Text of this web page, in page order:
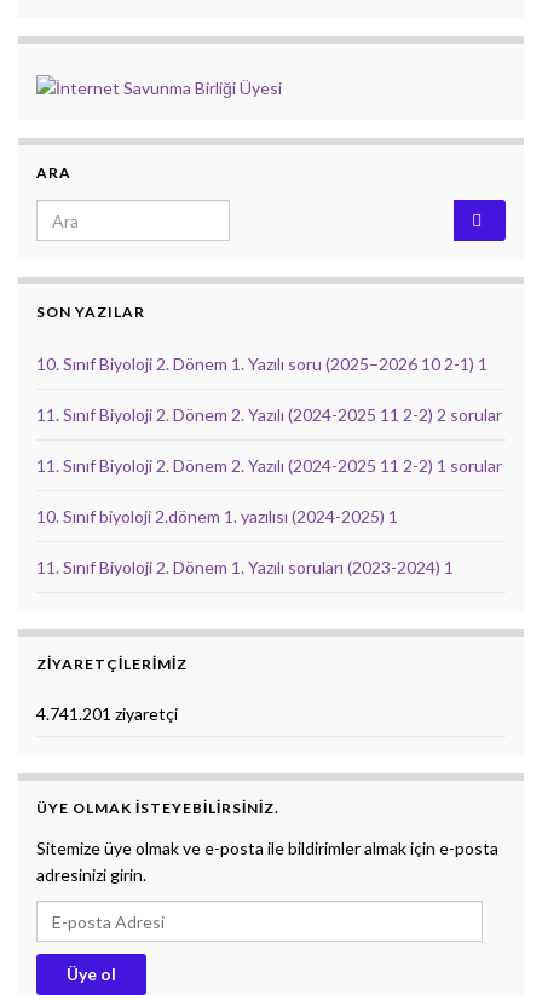
ARA
Search for:
SON YAZILAR
10. Sınıf Biyoloji 2. Dönem 1. Yazılı soru (2025–2026 10 2-1) 1
11. Sınıf Biyoloji 2. Dönem 2. Yazılı (2024-2025 11 2-2) 2 sorular
11. Sınıf Biyoloji 2. Dönem 2. Yazılı (2024-2025 11 2-2) 1 sorular
10. Sınıf biyoloji 2.dönem 1. yazılısı (2024-2025) 1
11. Sınıf Biyoloji 2. Dönem 1. Yazılı soruları (2023-2024) 1
ZIYARETÇILERIMIZ
4.741.201 ziyaretçi
ÜYE OLMAK ISTEYEBILIRSINIZ.
Sitemize üye olmak ve e-posta ile bildirimler almak için e-posta
adresinizi girin.
E-posta Adresi
Üye ol